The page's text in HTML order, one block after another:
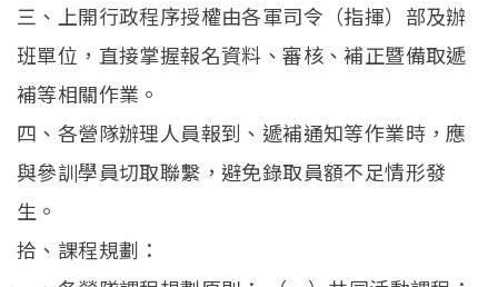
三、上開行政程序授權由各軍司令（指揮）部及辦
班單位，直接掌握報名資料、審核、補正暨備取遞
補等相關作業。
四、各營隊辦理人員報到、遞補通知等作業時，應
與參訓學員切取聯繫，避免錄取員額不足情形發
生。
拾、課程規劃：